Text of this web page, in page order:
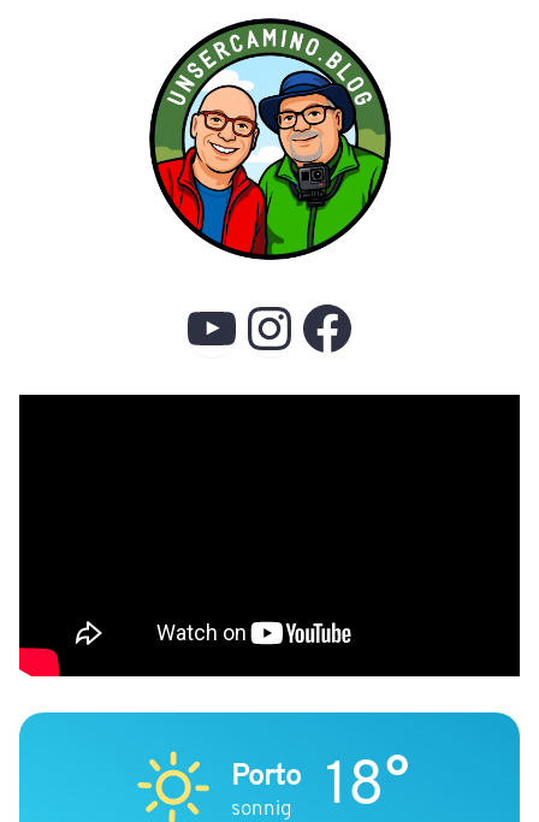
YouTube
Instagram
Porto
sonnig 18°